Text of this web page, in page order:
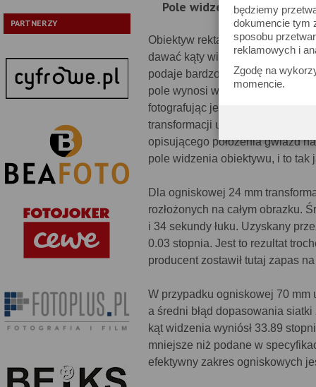
będziemy
dokumencie tym
sposobu
reklamowych i
Zgodę na
momencie.
PARTNERZY
Pole widzenia
Obiektyw rektalinearny o
dawać kąty widzenia
podaje bardzo podobny zakres
pole wynosi w rzeczywistości.
fotografując je używając plików
transformacji układu pikseli
opisującego położenia gwiazd
pole widzenia obiektywu, i to tak
Dla ogniskowej 24 mm
rozłożonych na całym obrazku.
i 34 sekundy łuku. Uzyskany
0.03 stopnia. Jest to rezultat
producent zostawił tutaj zapas
W przypadku ogniskowej 70 mm
a średni błąd dopasowania
kąt widzenia wyniósł 33.89
mniejsze niż podane w
efektywny zakres ogniskowych